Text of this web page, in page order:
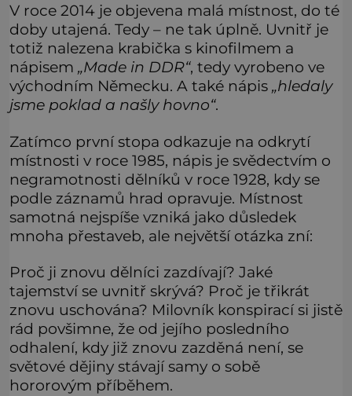
V roce 2014 je objevena malá místnost, do té
doby utajená. Tedy – ne tak úplně. Uvnitř je
totiž nalezena krabička s kinofilmem a
nápisem „Made in DDR“, tedy vyrobeno ve
východním Německu. A také nápis „hledaly
jsme poklad a našly hovno“.
Zatímco první stopa odkazuje na odkrytí
místnosti v roce 1985, nápis je svědectvím o
negramotnosti dělníků v roce 1928, kdy se
podle záznamů hrad opravuje. Místnost
samotná nejspíše vzniká jako důsledek
mnoha přestaveb, ale největší otázka zní:
Proč ji znovu dělníci zazdívají? Jaké
tajemství se uvnitř skrývá? Proč je třikrát
znovu uschována? Milovník konspirací si jistě
rád povšimne, že od jejího posledního
odhalení, kdy již znovu zazděná není, se
světové dějiny stávají samy o sobě
hororovým příběhem.